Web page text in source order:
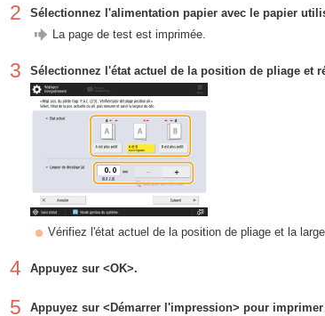
2
Sélectionnez l'alimentation papier avec le papier
La page de test est imprimée.
3 Sélectionnez l'état actuel de la position de pliage et
Vérifiez l'état actuel de la position de pliage et la
4 Appuyez sur <OK>.
5 Appuyez sur <Démarrer l'impression> pour